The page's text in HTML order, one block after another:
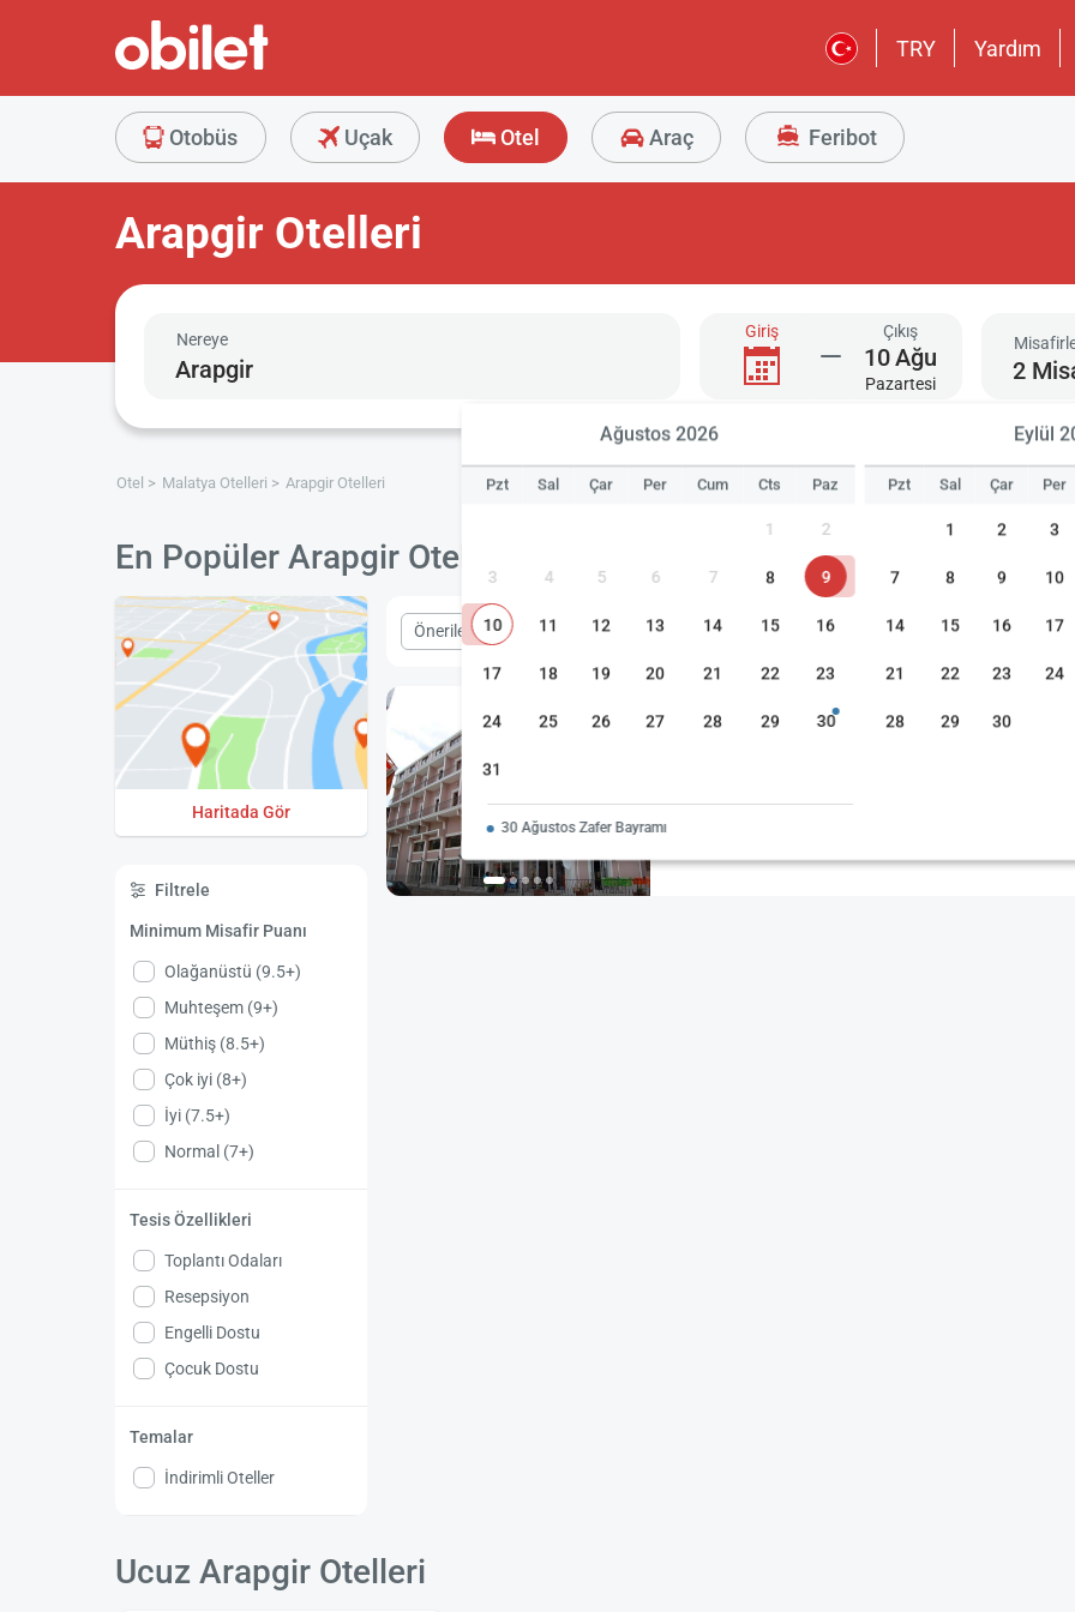
TRY Yardım
Otobüs Uçak Otel Araç Feribot
Arapgir Otelleri
Nereye Giriş
Ağustos 2026
Pzt Sal Çar Per Cum Cts Paz
1 2
3 4 5 6 7 8 9
10 11 12 13 14 15 16
17 18 19 20 21 22 23
24 25 26 27 28 29 30
31
Eylül
Pzt Sal Çar Per
1 2 3
7 8 9 10
14 15 16 17
21 22 23 24
28 29 30
30 Ağustos Zafer Bayramı
Çıkış
10Ağu
Pazartesi 2
Otel Malatya Otelleri Arapgir Otelleri
En Popüler Arapgir Otelleri
Haritada Gör
Filtrele
Minimum Misafir Puanı
Olağanüstü (9.5+)
Muhteşem (9+)
Müthiş (8.5+)
Çok iyi (8+)
İyi (7.5+)
Normal (7+)
Tesis Özellikleri
Toplantı Odaları
Resepsiyon
Engelli Dostu
Çocuk Dostu
Temalar
İndirimli Oteller
Önerilen Fiyat (Düşükten yükseğe) Fiyat (Yüksekten düşüğe) Misafir Puanı
The Yücedağ Hotel
Toplantı Odaları
Ucuz Arapgir Otelleri